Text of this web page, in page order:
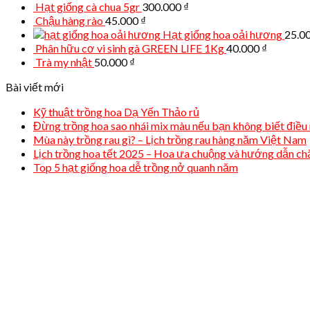
Hạt giống cà chua 5gr 300.000₫
Chậu hàng rào45.000₫
Hạt giống hoa oải hương
Phân hữu cơ vi sinh gà GREEN LIFE 1Kg40.000₫
Trà my nhật 50.000₫
Bài viết mới
Kỹ thuật trồng hoa Dạ Yến Thảo rủ
Đừng trồng hoa sao nhái mix màu nếu bạn không biết điều
Mùa này trồng rau gì? – Lịch trồng rau hàng năm Việt Nam
Lịch trồng hoa tết 2025 – Hoa ưa chuộng và hướng dẫn
Top 5 hạt giống hoa dễ trồng nở quanh năm